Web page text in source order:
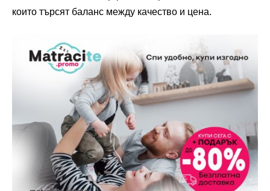
които търсят баланс между качество и цена.